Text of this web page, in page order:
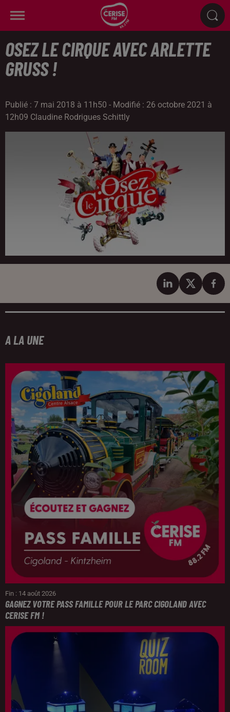
OSEZ LE CIRQUE AVEC ARLETTE
GRUSS !
Publié : 7 mai 2018 à 11h50 - Modifié : 26 octobre 2021 à
12h09 Claudine Rodrigues Schittly
A LA UNE
Fin : 14 août 2026
GAGNEZ VOTRE PASS FAMILLE POUR LE PARC CIGOLAND AVEC
CERISE FM !